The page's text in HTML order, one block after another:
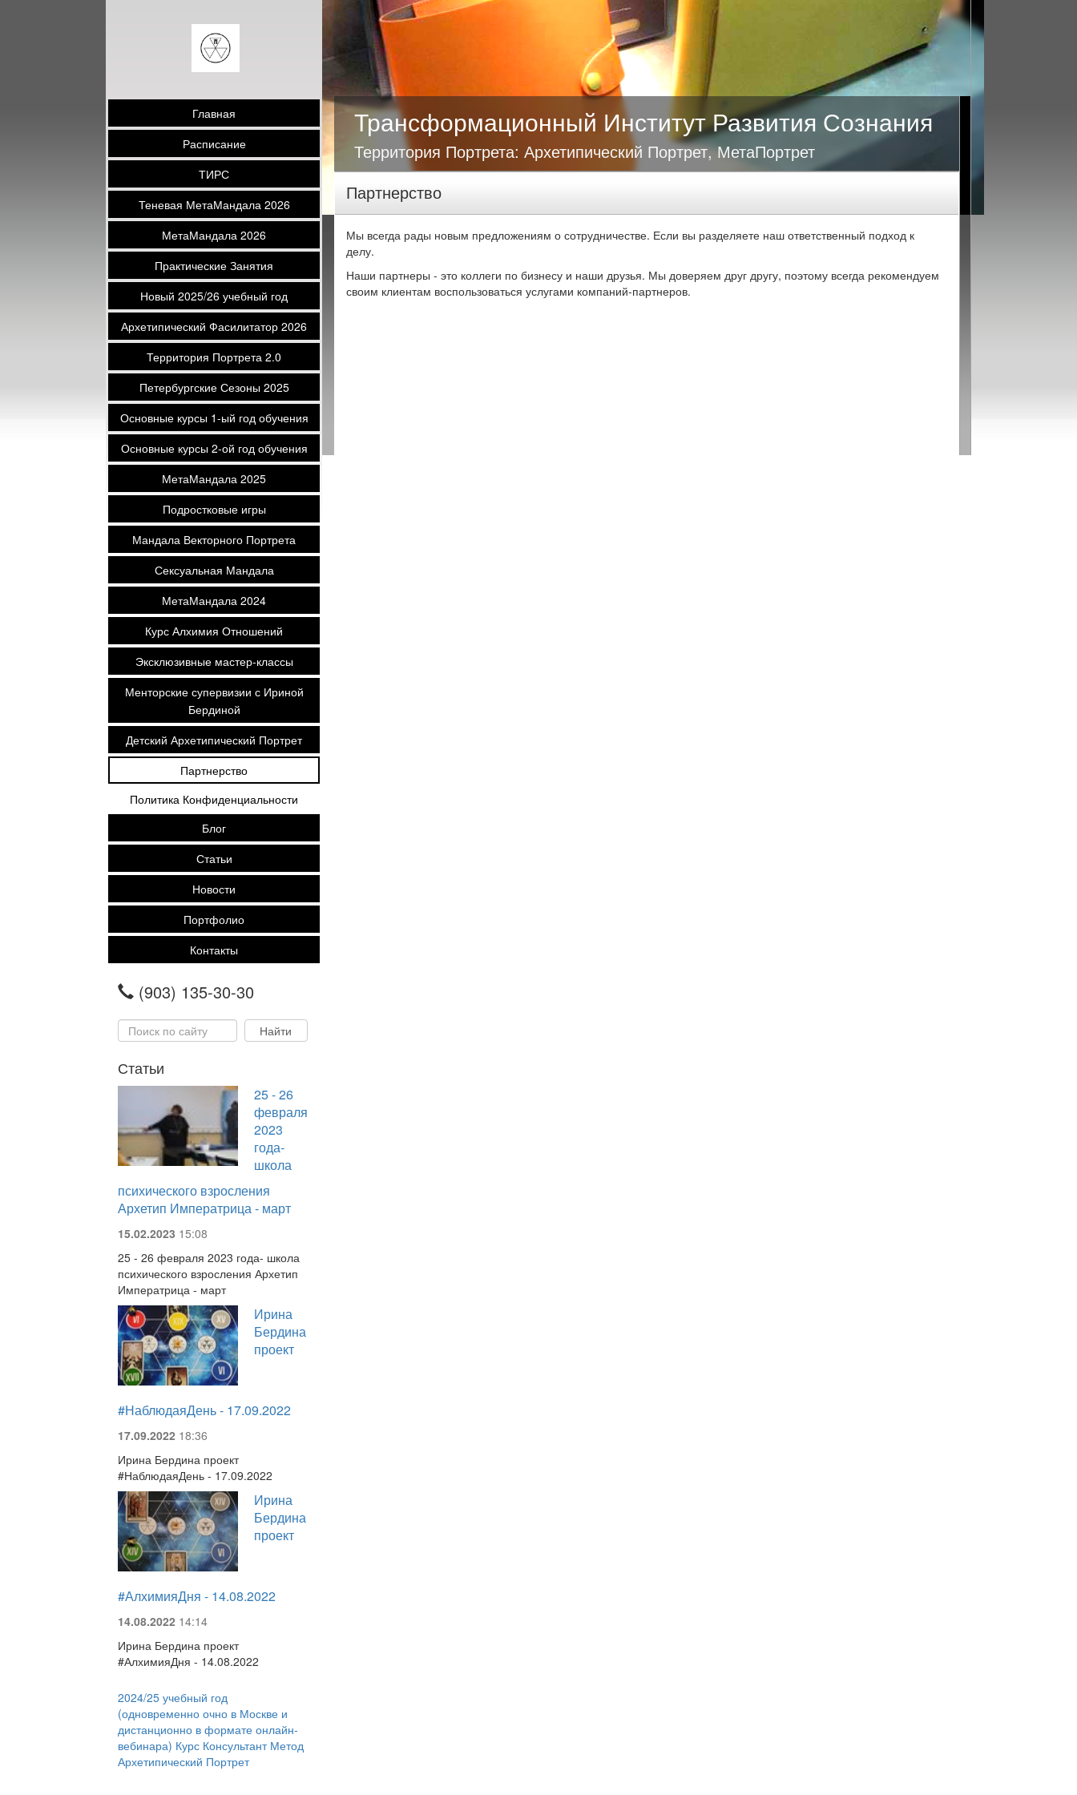
Главная
Расписание
ТИРС
Теневая МетаМандала 2026
МетаМандала 2026
Практические Занятия
Новый 2025/26 учебный год
Архетипический Фасилитатор 2026
Территория Портрета 2.0
Петербургские Сезоны 2025
Основные курсы 1-ый год обучения
Основные курсы 2-ой год обучения
МетаМандала 2025
Подростковые игры
Мандала Векторного Портрета
Сексуальная Мандала
МетаМандала 2024
Курс Алхимия Отношений
Эксклюзивные мастер-классы
Менторские супервизии с Ириной
Бердиной
Детский Архетипический Портрет
Партнерство
Политика Конфиденциальности
Блог
Статьи
Новости
Портфолио
Контакты
(903) 135-30-30
Статьи
25 - 26
февраля
2023
года-
школа
психического взросления
Архетип Императрица - март
15.02.2023 15:08
25 - 26 февраля 2023 года- школа
психического взросления Архетип
Императрица - март
Ирина
Бердина
проект
#НаблюдаяДень - 17.09.2022
17.09.2022 18:36
Ирина Бердина проект
#НаблюдаяДень - 17.09.2022
Ирина
Бердина
проект
#АлхимияДня - 14.08.2022
14.08.2022 14:14
Ирина Бердина проект
#АлхимияДня - 14.08.2022
2024/25 учебный год
(одновременно очно в Москве и
дистанционно в формате онлайн-
вебинара) Курс Консультант Метод
Архетипический Портрет
Трансформационный Институт Развития Сознания
Территория Портрета: Архетипический Портрет, МетаПортрет
Партнерство
Мы всегда рады новым предложениям о сотрудничестве. Если вы разделяете наш ответственный подход к
делу.
Наши партнеры - это коллеги по бизнесу и наши друзья. Мы доверяем друг другу, поэтому всегда рекомендуем
своим клиентам воспользоваться услугами компаний-партнеров.